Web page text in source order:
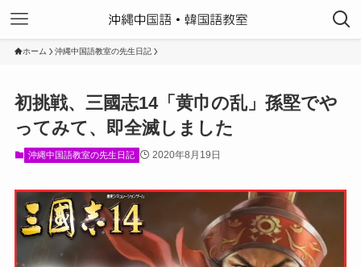
ホーム 沖縄中国語教室の先生日記
初挑戦、三國志14「黄巾の乱」孫堅でや
ってみて、即全滅しました
沖縄中国語教室の先生日記 2020年8月19日